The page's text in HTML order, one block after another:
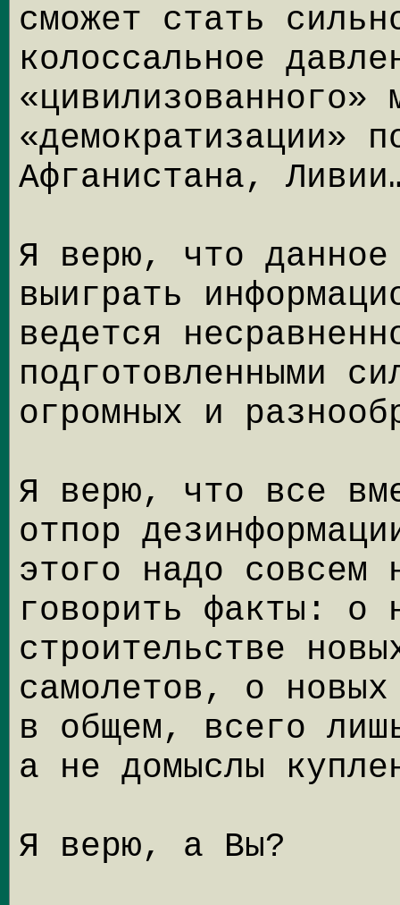
сможет стать
колоссальное
«демократизации»
Афганистана,
Я верю, что данное
выиграть
ведется
подготовленными
огромных и
Я верю, что все
отпор
этого надо совсем
говорить факты: о
строительстве
самолетов, о
в общем, всего
а не домыслы
Я верю, а Вы?